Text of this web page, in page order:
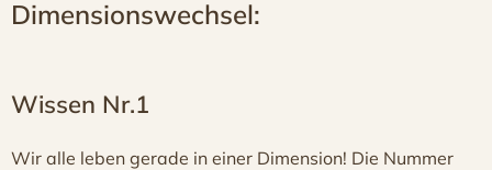
Dimensionswechsel:
Wissen Nr.1
Wir alle leben gerade in einer Dimension! Die Nummer